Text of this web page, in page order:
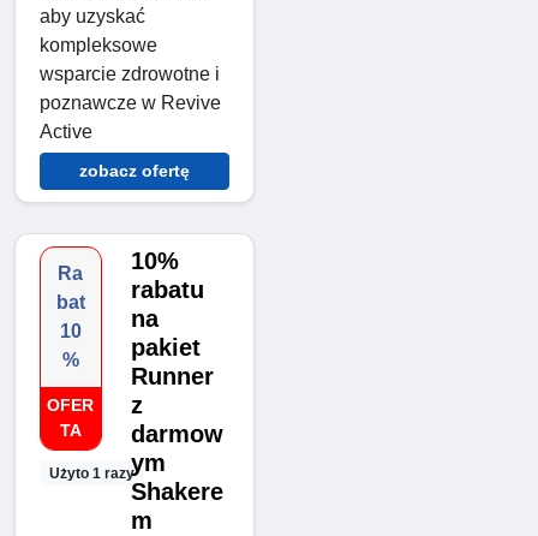
aby uzyskać
kompleksowe
wsparcie zdrowotne i
poznawcze w Revive
Active
zobacz ofertę
Ra
bat
10
%
OFER
TA
Użyto 1 razy
10%
rabatu
na
pakiet
Runner
z
darmow
ym
Shakere
m